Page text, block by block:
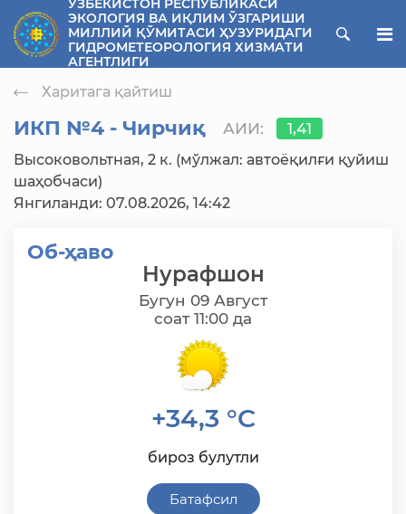
menu
ЎЗБЕКИСТОН РЕСПУБЛИКАСИ
ЭКОЛОГИЯ ВА ИҚЛИМ ЎЗГАРИШИ
МИЛЛИЙ ҚЎМИТАСИ ҲУЗУРИДАГИ
ГИДРОМЕТЕОРОЛОГИЯ ХИЗМАТИ
АГЕНТЛИГИ
Харитага қайтиш
ИКП №4 - Чирчиқ АИИ: 1,41
Высоковольтная, 2 к. (мўлжал: автоёқилғи қуйиш
шаҳобчаси)
Янгиланди: 07.08.2026, 14:42
Об-ҳаво
Нурафшон
Бугун 09 Август
соат 11:00 да
+34,3 °C
бироз булутли
Батафсил